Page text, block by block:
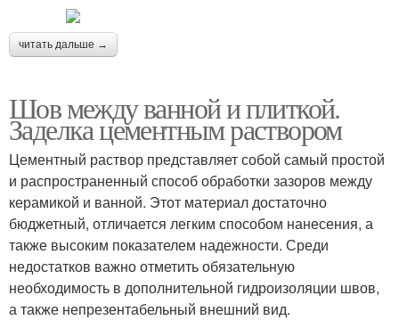
читать дальше →
Шов между ванной и плиткой.
Заделка цементным раствором
Цементный раствор представляет собой самый простой
и распространенный способ обработки зазоров между
керамикой и ванной. Этот материал достаточно
бюджетный, отличается легким способом нанесения, а
также высоким показателем надежности. Среди
недостатков важно отметить обязательную
необходимость в дополнительной гидроизоляции швов,
а также непрезентабельный внешний вид.